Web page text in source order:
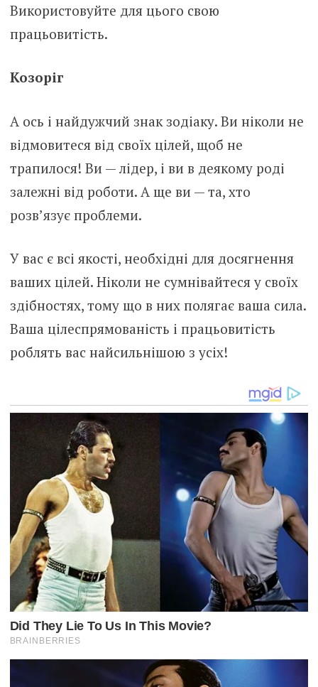
Використовуйте для цього свою
працьовитість.
Козоріг
А ось і найдужчий знак зодіаку. Ви ніколи не
відмовитеся від своїх цілей, щоб не
трапилося! Ви — лідер, і ви в деякому роді
залежні від роботи. А ще ви — та, хто
розв’язує проблеми.
У вас є всі якості, необхідні для досягнення
ваших цілей. Ніколи не сумнівайтеся у своїх
здібностях, тому що в них полягає ваша сила.
Ваша цілеспрямованість і працьовитість
роблять вас найсильнішою з усіх!